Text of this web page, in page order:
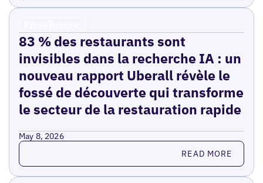
83 % des restaurants sont
invisibles dans la recherche IA : un
nouveau rapport Uberall révèle le
fossé de découverte qui transforme
le secteur de la restauration rapide
May 8, 2026
Read more READ MORE